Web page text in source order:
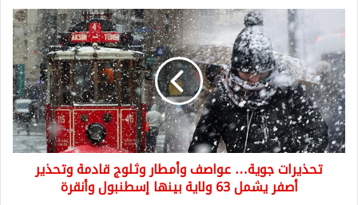
جوية…
عواصف
وأمطار
وثلوج
قادمة
وتحذير
أصفر
يشمل
تحذيرات جوية… عواصف وأمطار وثلوج قادمة وتحذير
أصفر يشمل 63 ولاية بينها إسطنبول وأنقرة